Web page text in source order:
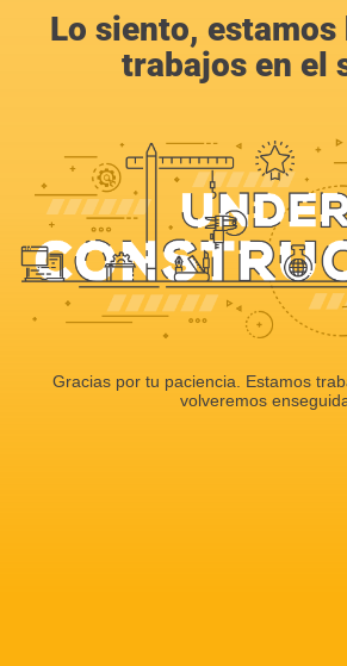
Lo siento, estamos
trabajos en el
Gracias por tu paciencia. Estamos
volveremos